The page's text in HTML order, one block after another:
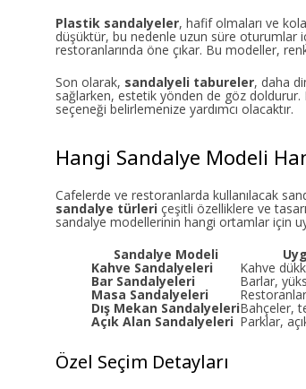
Plastik sandalyeler, hafif olmaları ve
düşüktür, bu nedenle uzun süre oturumlar
restoranlarında öne çıkar. Bu modeller,
Son olarak, sandalyeli tabureler, daha
sağlarken, estetik yönden de göz doldurur.
seçeneği belirlemenize yardımcı olacaktır.
Hangi Sandalye Modeli
Cafelerde ve restoranlarda kullanılacak
sandalye türleri çeşitli özelliklere ve
sandalye modellerinin hangi ortamlar için
Sandalye Modeli
Kahve Sandalyeleri Kahve
Bar Sandalyeleri Barlar,
Masa Sandalyeleri
Dış Mekan SandalyeleriBahçeler,
Açık Alan Sandalyeleri Parklar,
Özel Seçim Detayları